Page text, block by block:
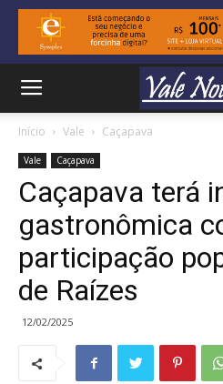
Início Vale Caçapava
Vale Caçapava
Caçapava terá
gastronômica
participação
de Raízes
12/02/2025